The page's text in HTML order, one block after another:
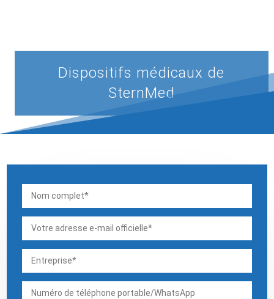
Dispositifs médicaux de
SternMed